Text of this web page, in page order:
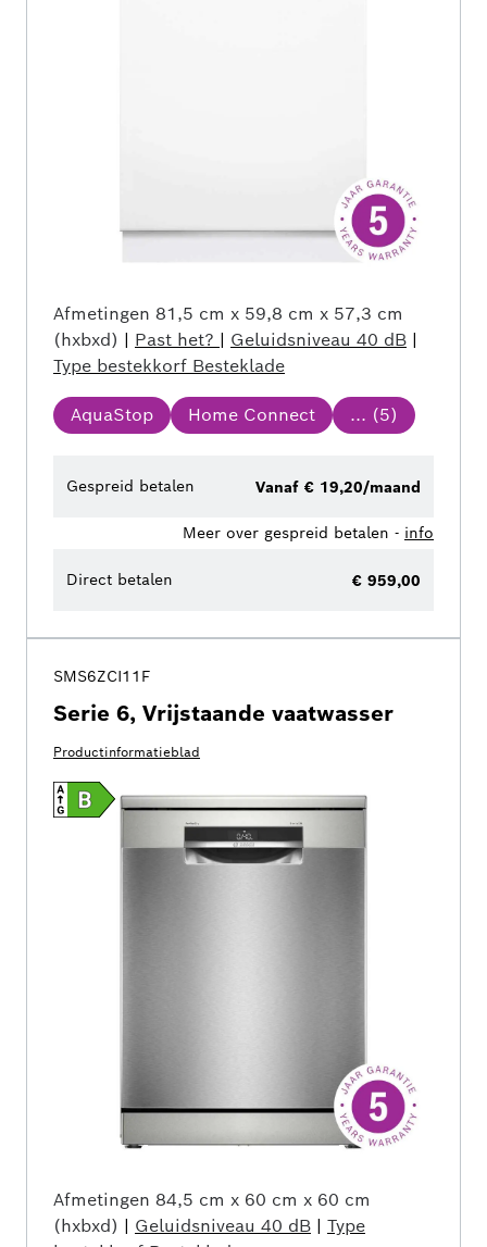
Afmetingen 81,5 cm x 59,8 cm x 57,3 cm
(hxbxd) | Past het? | Geluidsniveau 40 dB |
Type bestekkorf Besteklade
AquaStop Home Connect ... (5)
Gespreid betalen Vanaf € 19,20/maand
Meer over gespreid betalen - info
Direct betalen € 959,00
SMS6ZCI11F
Serie 6, Vrijstaande vaatwasser
Productinformatieblad
Afmetingen 84,5 cm x 60 cm x 60 cm
(hxbxd) | Geluidsniveau 40 dB | Type